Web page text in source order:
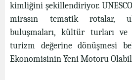
kimliğini şekillendiriyor.
mirasın tematik rotalar,
buluşmaları, kültür turları ve
turizm değerine dönüşmesi
Ekonomisinin Yeni Motoru